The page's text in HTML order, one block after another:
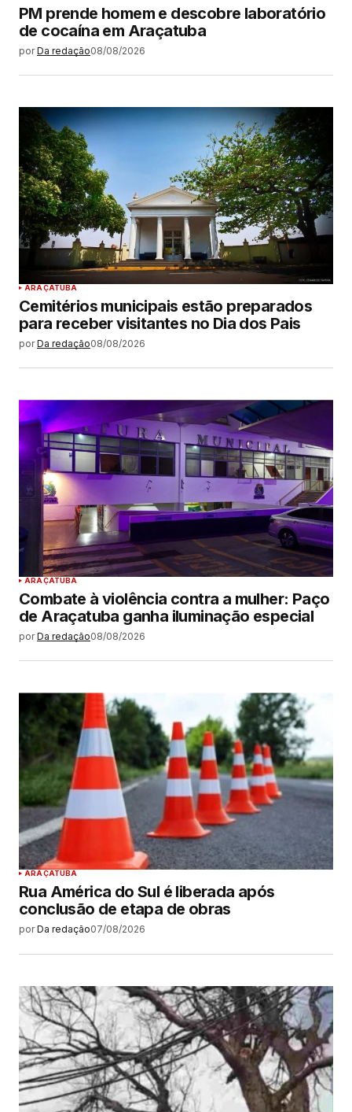
PM prende homem e descobre laboratório
de cocaína em Araçatuba
por Da redação08/08/2026
ARAÇATUBA
Cemitérios municipais estão preparados
para receber visitantes no Dia dos Pais
por Da redação08/08/2026
ARAÇATUBA
Combate à violência contra a mulher: Paço
de Araçatuba ganha iluminação especial
por Da redação08/08/2026
ARAÇATUBA
Rua América do Sul é liberada após
conclusão de etapa de obras
por Da redação07/08/2026